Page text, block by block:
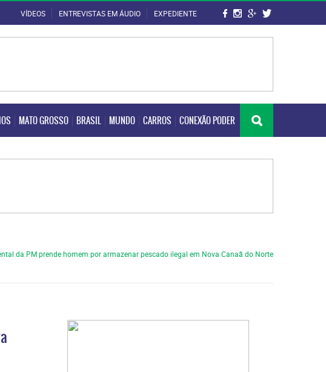
VÍDEOS ENTREVISTAS EM ÁUDIO EXPEDIENTE
MATO GROSSO BRASIL MUNDO CARROS CONEXÃO PODER
MATO GROSSO BRASIL MUNDO CARROS CONEXÃO PODER
da PM prende homem por armazenar pescado ilegal em Nova Canaã do Norte